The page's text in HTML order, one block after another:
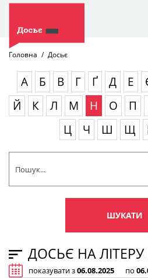
Головна Досьє
А Б В Г Ґ Д Е
Й
К Л М Н О П
Ц
Ч Ш Щ
ШУКАТИ
ДОСЬЄ НА ЛІТЕРУ
показувати з по